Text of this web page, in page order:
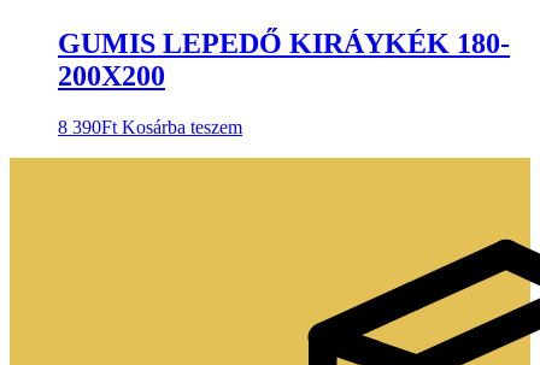
GUMIS LEPEDŐ KIRÁYKÉK 180-
200X200
8 390Ft Kosárba teszem